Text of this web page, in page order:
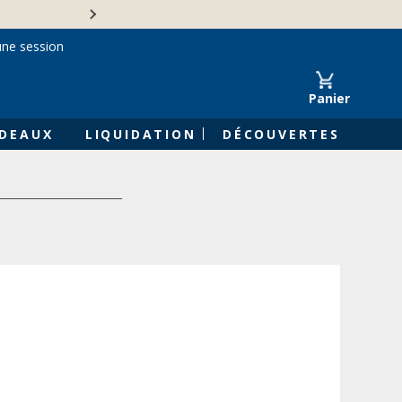
Panier
LIQUIDATION DÉCOUVERTES
session